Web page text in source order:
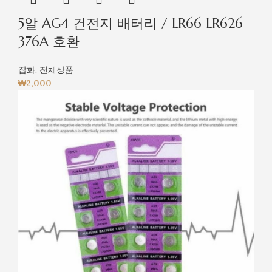
5알 AG4 건전지 배터리 / LR66 LR626
376A 호환
잡화, 전체상품
₩2,000